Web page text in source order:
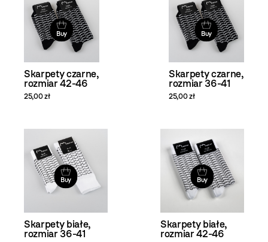
Buy
Skarpety czarne,
rozmiar 42-46
25,00 zł
Buy
Skarpety czarne,
rozmiar 36-41
25,00 zł
Buy
Skarpety białe,
rozmiar 36-41
Buy
Skarpety białe,
rozmiar 42-46